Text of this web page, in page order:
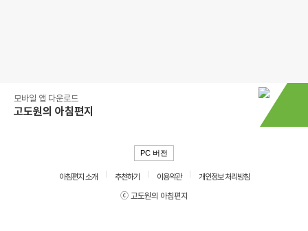
모바일 앱 다운로드
고도원의 아침편지
PC 버전
아침편지 소개 추천하기 이용약관
개인정보 처리방침
ⓒ 고도원의 아침편지